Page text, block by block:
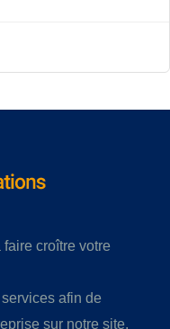
croître votre
afin de
sur notre site,